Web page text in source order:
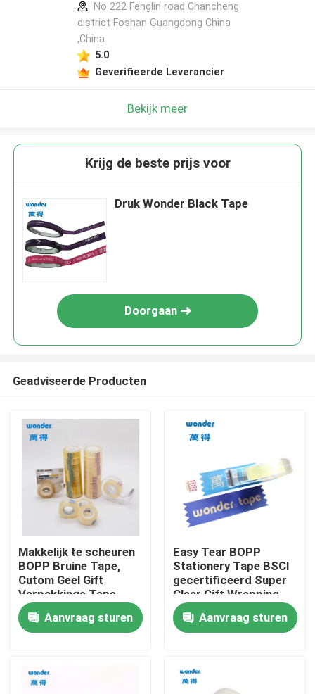
Thuis
Video's
No 222 Fenglin road Chancheng
district Foshan Guangdong China
,China
5.0
Geverifieerde Leverancier
Bekijk meer
Krijg de beste prijs voor
Druk Wonder Black Tape
Doorgaan
Geadviseerde Producten
Makkelijk te scheuren
BOPP Bruine Tape,
Cutom Geel Gift
Verpakkings Tape
Aanvraag sturen
Easy Tear BOPP
Stationery Tape BSCI
gecertificeerd Super
Clear Gift Wrapping
Aanvraag sturen